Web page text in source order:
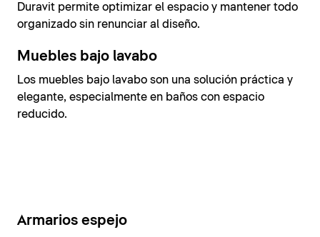
Duravit permite optimizar el espacio y mantener todo
organizado sin renunciar al diseño.
Muebles bajo lavabo
Los muebles bajo lavabo son una solución práctica y
elegante, especialmente en baños con espacio
reducido.
Armarios espejo